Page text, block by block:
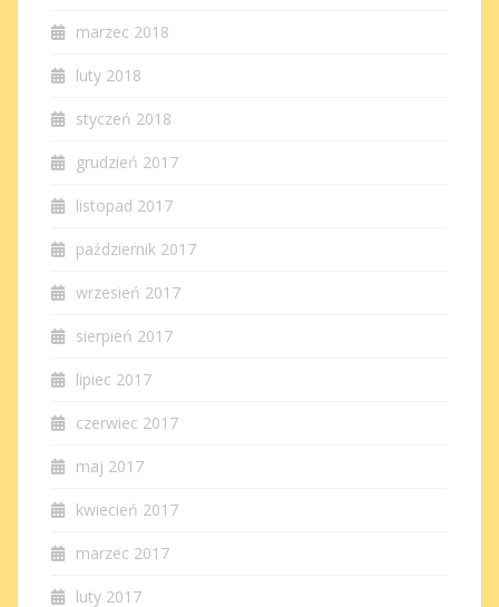
marzec 2018
luty 2018
styczeń 2018
grudzień 2017
listopad 2017
październik 2017
wrzesień 2017
sierpień 2017
lipiec 2017
czerwiec 2017
maj 2017
kwiecień 2017
marzec 2017
luty 2017